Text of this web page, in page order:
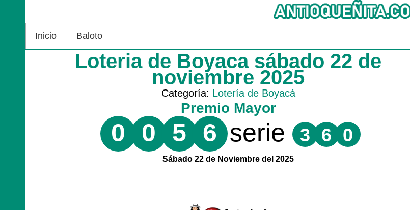
Inicio Baloto
Loteria de Boyaca sábado 22 de
noviembre 2025
Categoría: Lotería de Boyacá
Premio Mayor
0 0 5 6 serie 3 6 0
Sábado 22 de Noviembre del 2025